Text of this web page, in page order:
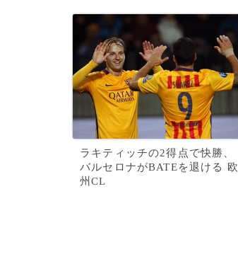
ラキティッチの2得点で快勝、
バルセロナがBATEを退ける 欧
州CL